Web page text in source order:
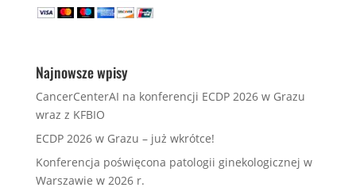
Najnowsze wpisy
CancerCenterAI na konferencji ECDP 2026 w Grazu
wraz z KFBIO
ECDP 2026 w Grazu – już wkrótce!
Konferencja poświęcona patologii ginekologicznej w
Warszawie w 2026 r.